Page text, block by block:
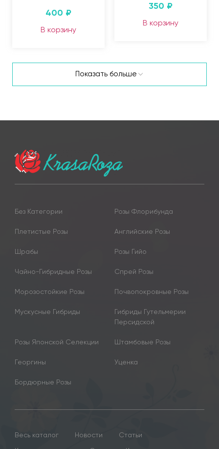
400 ₽
В корзину
350 ₽
В корзину
Показать больше
Без Категории Розы Флорибунда
Плетистые Розы Английские Розы
Шрабы Розы Гийо
Чайно-Гибридные Розы Спрей Розы
Морозостойкие Розы Почвопокровные Розы
Мускусные Гибриды
Гибриды Гутельмерии
Персидской
Розы Японской Селекции Штамбовые Розы
Георгины Уценка
Бордюрные Розы
Весь каталог Новости
Статьи